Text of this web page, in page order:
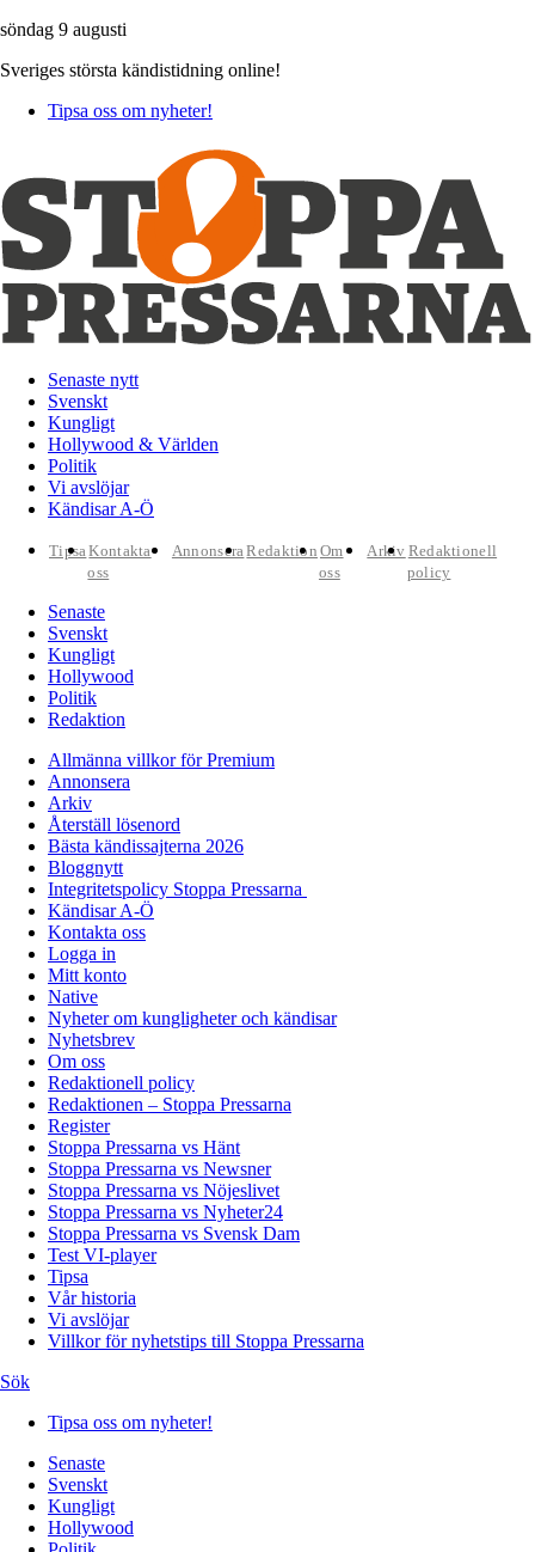
söndag 9 augusti
Sveriges största kändistidning online!
Tipsa oss om nyheter!
Senaste nytt
Svenskt
Kungligt
Hollywood & Världen
Politik
Vi avslöjar
Kändisar A-Ö
TipsaKontakta
oss
AnnonseraRedaktion Om
oss
Arkiv Redaktionell
policy
Senaste
Svenskt
Kungligt
Hollywood
Politik
Redaktion
Allmänna villkor för Premium
Annonsera
Arkiv
Återställ lösenord
Bästa kändissajterna 2026
Bloggnytt
Integritetspolicy Stoppa Pressarna
Kändisar A-Ö
Kontakta oss
Logga in
Mitt konto
Native
Nyheter om kungligheter och kändisar
Nyhetsbrev
Om oss
Redaktionell policy
Redaktionen – Stoppa Pressarna
Register
Stoppa Pressarna vs Hänt
Stoppa Pressarna vs Newsner
Stoppa Pressarna vs Nöjeslivet
Stoppa Pressarna vs Nyheter24
Stoppa Pressarna vs Svensk Dam
Test VI-player
Tipsa
Vår historia
Vi avslöjar
Villkor för nyhetstips till Stoppa Pressarna
Sök
Tipsa oss om nyheter!
Senaste
Svenskt
Kungligt
Hollywood